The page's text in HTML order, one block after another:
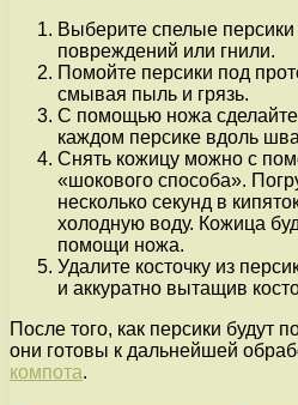
Выберите спелые персики
повреждений или гнили.
Помойте персики под
смывая пыль и грязь.
С помощью ножа сделайте
каждом персике вдоль
Снять кожицу можно с
«шокового способа».
несколько секунд в
холодную воду. Кожица
помощи ножа.
Удалите косточку из
и аккуратно вытащив
После того, как персики будут
они готовы к дальнейшей
компота.